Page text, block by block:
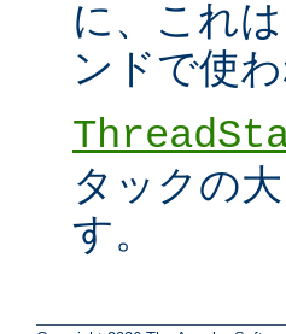
に、これ
ンドで使
タックの
す。